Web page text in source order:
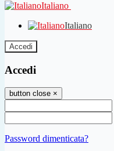
Italiano
Italiano
Accedi
Accedi
button close ×
Password dimenticata?